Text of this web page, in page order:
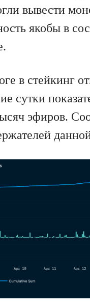
вывести
якобы в
в стейкинг
сутки
эфиров.